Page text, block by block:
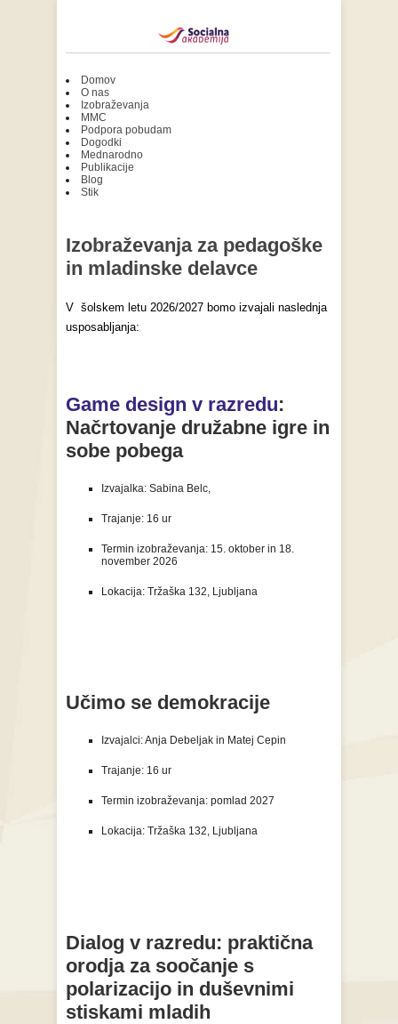
Domov
O nas
Izobraževanja
MMC
Podpora pobudam
Dogodki
Mednarodno
Publikacije
Blog
Stik
Izobraževanja za pedagoške
in mladinske delavce
V šolskem letu 2026/2027 bomo izvajali naslednja
usposabljanja:
Game design v razredu:
Načrtovanje družabne igre in
sobe pobega
Izvajalka: Sabina Belc,
Trajanje: 16 ur
Termin izobraževanja: 15. oktober in 18.
november 2026
Lokacija: Tržaška 132, Ljubljana
Učimo se demokracije
Izvajalci: Anja Debeljak in Matej Cepin
Trajanje: 16 ur
Termin izobraževanja: pomlad 2027
Lokacija: Tržaška 132, Ljubljana
Dialog v razredu: praktična
orodja za soočanje s
polarizacijo in duševnimi
stiskami mladih